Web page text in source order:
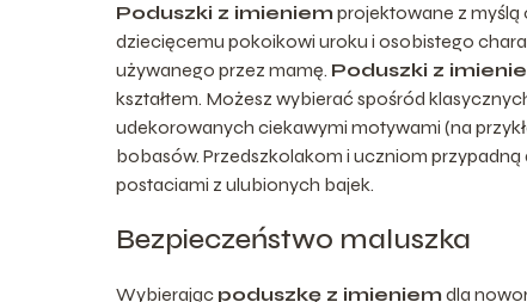
Poduszki z imieniem projektowane z
dziecięcemu pokoikowi uroku i osobistego
używanego przez mamę. Poduszki z
kształtem. Możesz wybierać spośród
udekorowanych ciekawymi motywami (na
bobasów. Przedszkolakom i uczniom
postaciami z ulubionych bajek.
Bezpieczeństwo maluszka
Wybierając poduszkę z imieniem dla